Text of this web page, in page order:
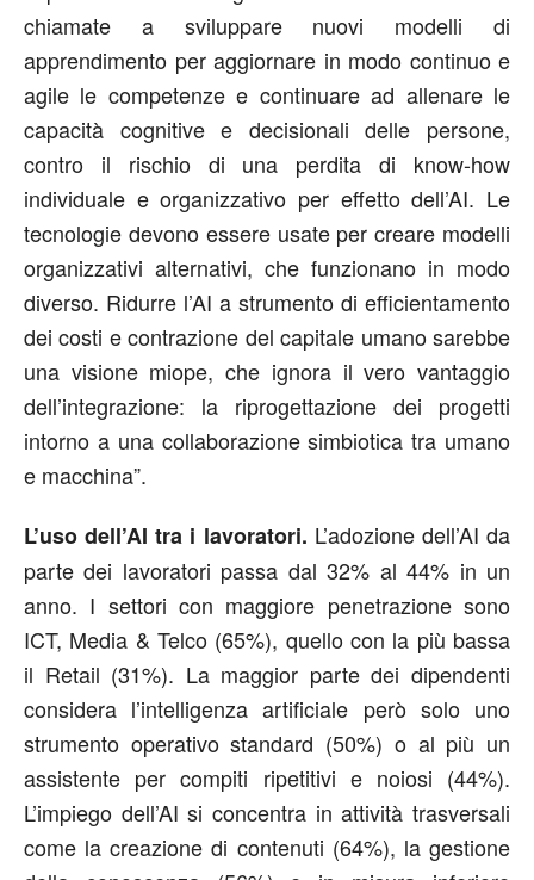
chiamate a sviluppare nuovi modelli di
apprendimento per aggiornare in modo continuo e
agile le competenze e continuare ad allenare le
capacità cognitive e decisionali delle persone,
contro il rischio di una perdita di know-how
individuale e organizzativo per effetto dell’AI. Le
tecnologie devono essere usate per creare modelli
organizzativi alternativi, che funzionano in modo
diverso. Ridurre l’AI a strumento di efficientamento
dei costi e contrazione del capitale umano sarebbe
una visione miope, che ignora il vero vantaggio
dell’integrazione: la riprogettazione dei progetti
intorno a una collaborazione simbiotica tra umano
e macchina”.
L’uso dell’AI tra i lavoratori. L’adozione dell’AI da
parte dei lavoratori passa dal 32% al 44% in un
anno. I settori con maggiore penetrazione sono
ICT, Media & Telco (65%), quello con la più bassa
il Retail (31%). La maggior parte dei dipendenti
considera l’intelligenza artificiale però solo uno
strumento operativo standard (50%) o al più un
assistente per compiti ripetitivi e noiosi (44%).
L’impiego dell’AI si concentra in attività trasversali
come la creazione di contenuti (64%), la gestione